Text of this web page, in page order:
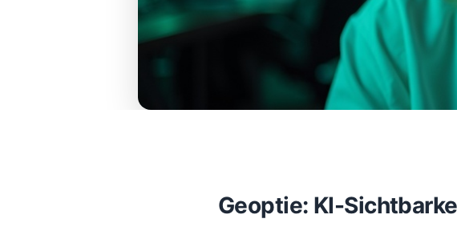
Geoptie: KI-